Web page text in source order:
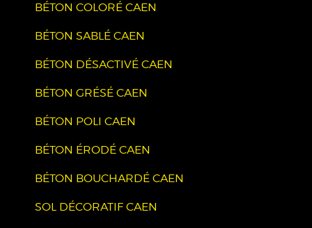
BÉTON COLORÉ CAEN
BÉTON SABLÉ CAEN
BÉTON DÉSACTIVÉ CAEN
BÉTON GRÉSÉ CAEN
BÉTON POLI CAEN
BÉTON ÉRODÉ CAEN
BÉTON BOUCHARDÉ CAEN
SOL DÉCORATIF CAEN